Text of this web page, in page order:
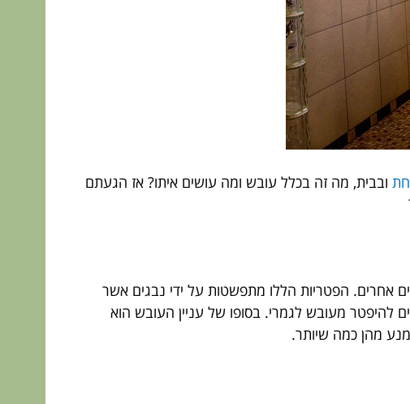
ובבית, מה זה בכלל עובש ומה עושים איתו? אז הגעתם
אחרים. הפטריות הללו מתפשטות על ידי נבגים אשר
להיפטר מעובש לגמרי. בסופו של עניין העובש הוא
מהן כמה שיותר.